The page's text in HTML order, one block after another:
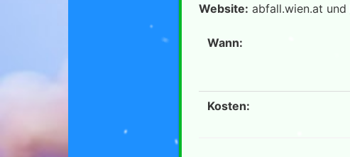
Website: abfall.wien.at und
Wann:
Kosten: